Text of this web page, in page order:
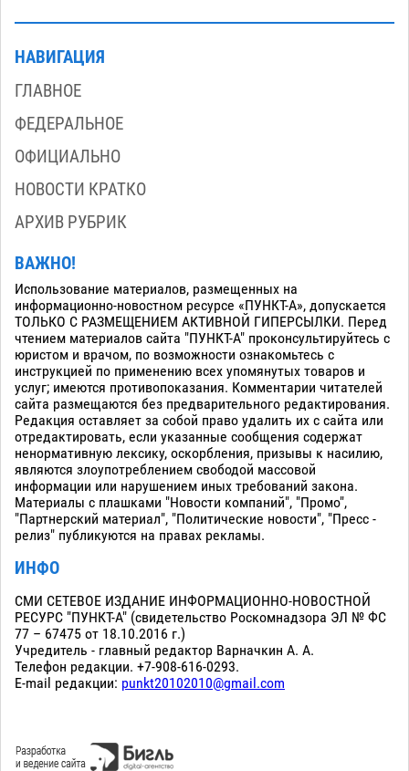
НАВИГАЦИЯ
ГЛАВНОЕ
ФЕДЕРАЛЬНОЕ
ОФИЦИАЛЬНО
НОВОСТИ КРАТКО
АРХИВ РУБРИК
ВАЖНО!
Использование материалов, размещенных на
информационно-новостном ресурсе «ПУНКТ-А», допускается
ТОЛЬКО С РАЗМЕЩЕНИЕМ АКТИВНОЙ ГИПЕРСЫЛКИ. Перед
чтением материалов сайта "ПУНКТ-А" проконсультируйтесь с
юристом и врачом, по возможности ознакомьтесь с
инструкцией по применению всех упомянутых товаров и
услуг; имеются противопоказания. Комментарии читателей
сайта размещаются без предварительного редактирования.
Редакция оставляет за собой право удалить их с сайта или
отредактировать, если указанные сообщения содержат
ненормативную лексику, оскорбления, призывы к насилию,
являются злоупотреблением свободой массовой
информации или нарушением иных требований закона.
Материалы с плашками "Новости компаний", "Промо",
"Партнерский материал", "Политические новости", "Пресс -
релиз" публикуются на правах рекламы.
ИНФО
СМИ СЕТЕВОЕ ИЗДАНИЕ ИНФОРМАЦИОННО-НОВОСТНОЙ
РЕСУРС "ПУНКТ-А" (свидетельство Роскомнадзора ЭЛ № ФС
77 – 67475 от 18.10.2016 г.)
Учредитель - главный редактор Варначкин А. А.
Телефон редакции. +7-908-616-0293.
E-mail редакции: punkt20102010@gmail.com